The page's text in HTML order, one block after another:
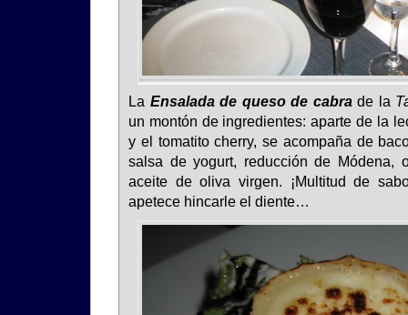
La Ensalada de queso de cabrade la
un montón de ingredientes: aparte de la
y el tomatito cherry, se acompaña de
salsa de yogurt, reducción de Módena,
aceite de oliva virgen. ¡Multitud de
apetece hincarle el diente…